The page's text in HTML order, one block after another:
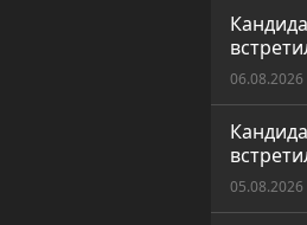
06.08.2026
05.08.2026